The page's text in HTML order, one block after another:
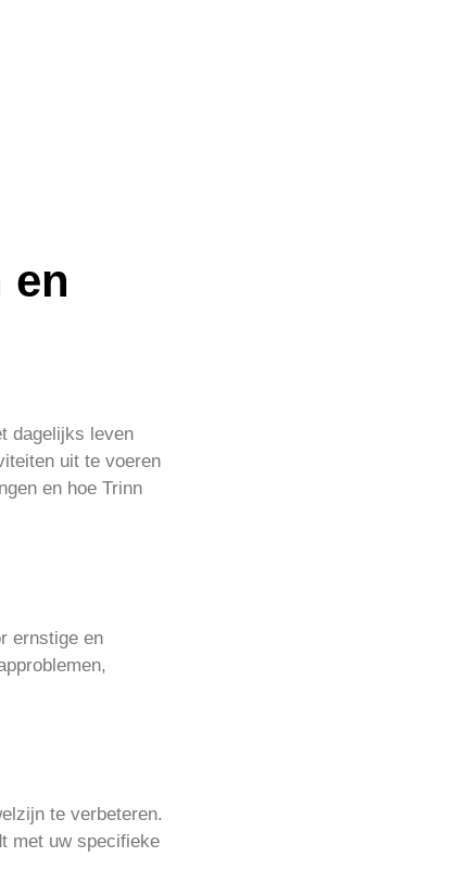
en
dagelijks leven
uit te voeren
en hoe Trinn
ernstige en
te verbeteren.
met uw specifieke